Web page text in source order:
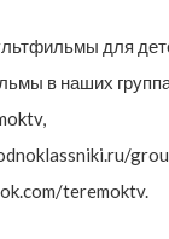
для
в наших
teremoktv.